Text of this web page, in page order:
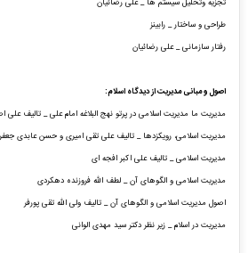
تجزیه وتحلیل سیستم ها _ علی رضائیان
طراحی و ساختار _ رابینز
رفتار سازمانی _ علی رضائیان
اصول و مبانی مدیریت از دیدگاه اسلام:
مدیریت ما مدیریت اسلامی در پرتو نهج البلاغه امام علی _ تالیف علی
مدیریت اسلامی، رویکزدها _ تالیف علی تقی امیری و حسن عابدی
مدیریت اسلامی _ تالیف علی اکبر افجه ای
مدیریت اسلامی و الگوهای آن _ لطف الله فروزنده دهکردی
اصول مدیریت اسلامی و الگوهای آن _ تالیف ولی الله تقی پورفر
مدیریت در اسلام _ زیر نظر دکتر سید مهدی الوانی